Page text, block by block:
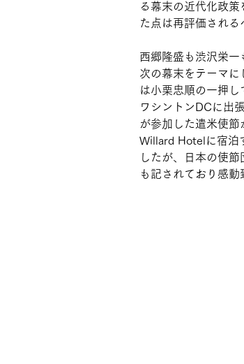
る幕末の近代化政
た点は再評価される
西郷隆盛も渋沢栄一
次の幕末をテーマに
は小栗忠順の一押し
ワシントンDCに出
が参加した遣米使節
Willard Hotelに宿泊
したが、日本の使節
も記されており感動